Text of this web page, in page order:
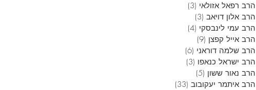
הרב רפאל אזולאי (3)
הרב אלון דויאב (3)
הרב עמי לינבסקי (4)
הרב אייל קפצן (9)
הרב שלמה דוראני (6)
הרב ישראל כנאפו (3)
הרב נאור ששון (5)
הרב איתמר יעקובוב (33)